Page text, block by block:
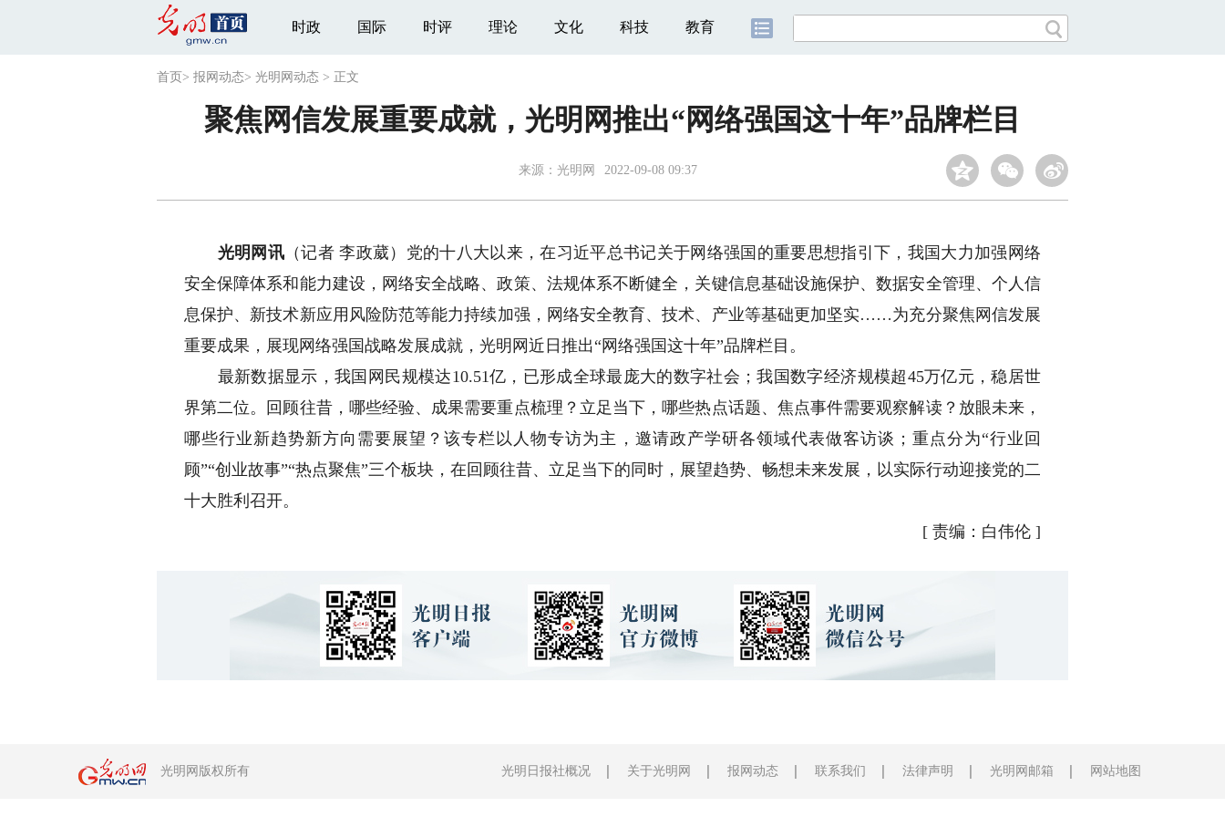
时政 国际 时评 理论 文化 科技 教育
首页 > 报网动态> 光明网动态 > 正文
聚焦网信发展重要成就，光明网推出“网络强国这十年”品牌栏目
来源： 光明网 2022-09-08 09:37
光明网讯 （记者 李政葳）党的十八大以来，在习近平总书记关于网络强国的重要思想指引下，我国大力加强网络
安全保障体系和能力建设，网络安全战略、政策、法规体系不断健全，关键信息基础设施保护、数据安全管理、个人信
息保护、新技术新应用风险防范等能力持续加强，网络安全教育、技术、产业等基础更加坚实……为充分聚焦网信发展
重要成果，展现网络强国战略发展成就，光明网近日推出“网络强国这十年”品牌栏目。
最新数据显示，我国网民规模达10.51亿，已形成全球最庞大的数字社会；我国数字经济规模超45万亿元，稳居世
界第二位。回顾往昔，哪些经验、成果需要重点梳理？立足当下，哪些热点话题、焦点事件需要观察解读？放眼未来，
哪些行业新趋势新方向需要展望？该专栏以人物专访为主，邀请政产学研各领域代表做客访谈；重点分为“行业回
顾”“创业故事”“热点聚焦”三个板块，在回顾往昔、立足当下的同时，展望趋势、畅想未来发展，以实际行动迎接党的二
十大胜利召开。
[ 责编：白伟伦 ]
光明网版权所有 光明日报社概况 关于光明网 报网动态 联系我们 法律声明 光明网邮箱 网站地图